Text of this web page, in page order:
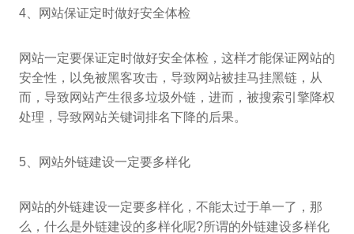
4、网站保证定时做好安全体检
网站一定要保证定时做好安全体检，这样才能保证网站的
安全性，以免被黑客攻击，导致网站被挂马挂黑链，从
而，导致网站产生很多垃圾外链，进而，被搜索引擎降权
处理，导致网站关键词排名下降的后果。
5、网站外链建设一定要多样化
网站的外链建设一定要多样化，不能太过于单一了，那
么，什么是外链建设的多样化呢?所谓的外链建设多样化